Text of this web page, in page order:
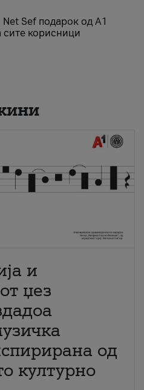
Sеf подарок од А1
сите корисници
и
џез
од
културно